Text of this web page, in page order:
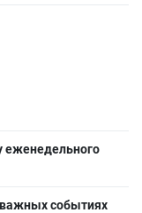
еженедельного
событиях